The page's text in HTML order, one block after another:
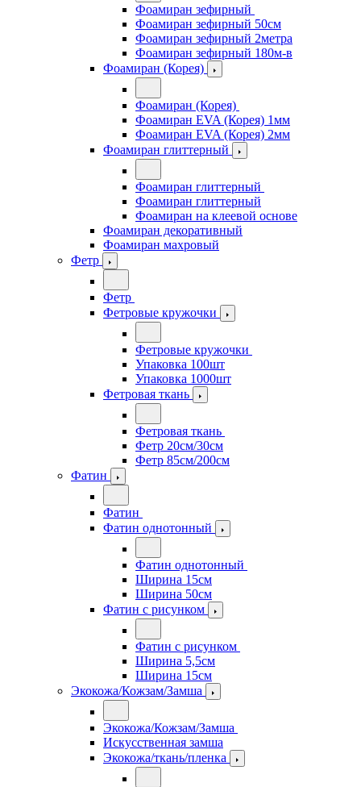
Фоамиран зефирный
Фоамиран зефирный 50см
Фоамиран зефирный 2метра
Фоамиран зефирный 180м-в
Фоамиран (Корея)
Фоамиран (Корея)
Фоамиран EVA (Корея) 1мм
Фоамиран EVA (Корея) 2мм
Фоамиран глиттерный
Фоамиран глиттерный
Фоамиран глиттерный
Фоамиран на клеевой основе
Фоамиран декоративный
Фоамиран махровый
Фетр
Фетр
Фетровые кружочки
Фетровые кружочки
Упаковка 100шт
Упаковка 1000шт
Фетровая ткань
Фетровая ткань
Фетр 20см/30см
Фетр 85см/200см
Фатин
Фатин
Фатин однотонный
Фатин однотонный
Ширина 15см
Ширина 50см
Фатин с рисунком
Фатин с рисунком
Ширина 5,5см
Ширина 15см
Экокожа/Кожзам/Замша
Экокожа/Кожзам/Замша
Искусственная замша
Экокожа/ткань/пленка